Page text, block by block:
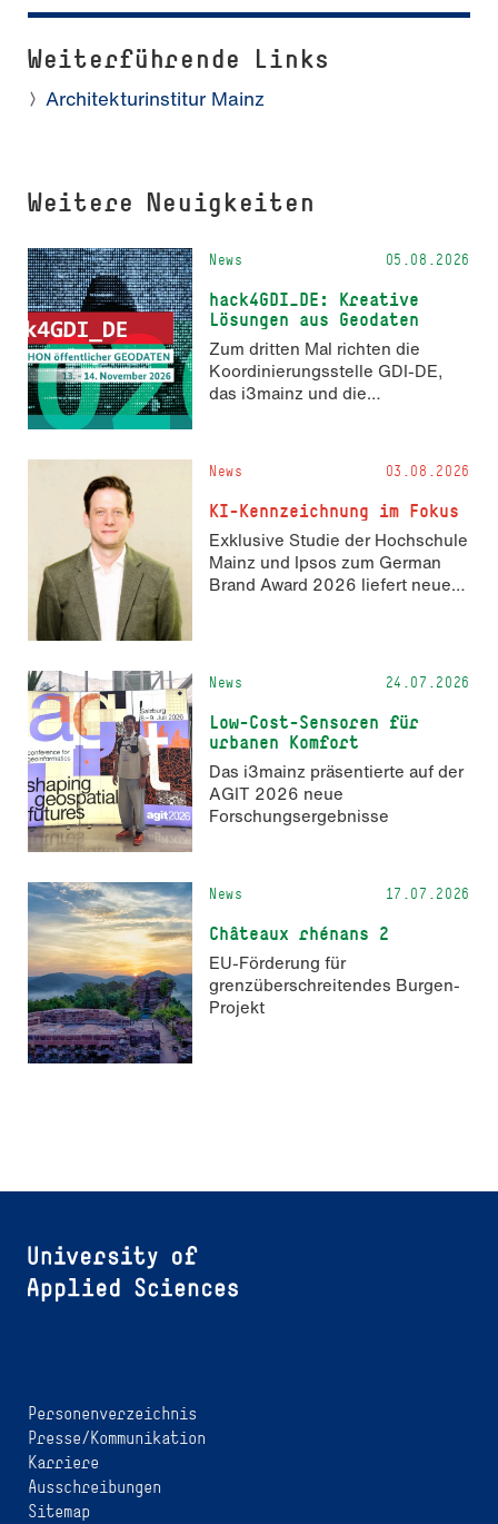
Weiterführende Links
Architekturinstitur Mainz
Weitere Neuigkeiten
News 05.08.2026
hack4GDI_DE: Kreative
Lösungen aus Geodaten
Zum dritten Mal richten die
Koordinierungsstelle GDI-DE,
das i3mainz und die
und 14. November 2026 den
Hackathon hack4GDI_DE an der
Hochschule Mainz aus. Die
Anmeldung ist geöffnet und bis
zum 2. Oktober 2026 möglich.
News 03.08.2026
KI-Kennzeichnung im Fokus
Exklusive Studie der Hochschule
Mainz und Ipsos zum German
Brand Award 2026 liefert neue
News 24.07.2026
Low-Cost-Sensoren für
urbanen Komfort
Das i3mainz präsentierte auf der
AGIT 2026 neue
Forschungsergebnisse
News 17.07.2026
Châteaux rhénans 2
EU-Förderung für
grenzüberschreitendes Burgen-
Projekt
Personenverzeichnis
Presse/Kommunikation
Karriere
Ausschreibungen
Sitemap